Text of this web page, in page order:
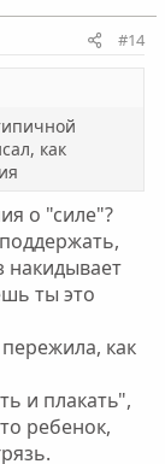
#14
как
о "силе"?
накидывает
ты это
как
и плакать",
ребенок,